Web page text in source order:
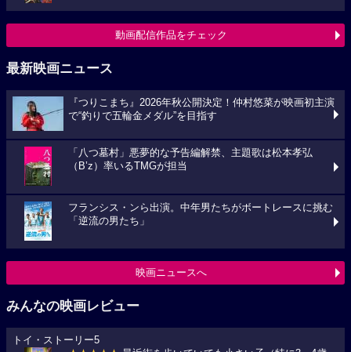
動画配信作品をチェック
最新映画ニュース
『つりこまち』2026年秋公開決定！仲村悠菜が映画初主演
で“釣りで五輪金メダル”を目指す
「八つ墓村」悪夢的な予告編解禁、主題歌は松本孝弘
（B’z）率いるTMGが担当
フランシス・ンら出演。中年男たちがボートレースに挑む
「逆流の男たち」
映画ニュースへ
みんなの映画レビュー
トイ・ストーリー5